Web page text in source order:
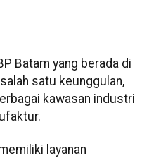
Batam yang berada di
satu keunggulan,
kawasan industri
layanan